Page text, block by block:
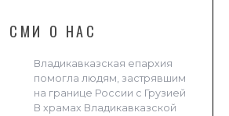
СМИ О НАС
Владикавказская епархия
помогла людям, застрявшим
на границе России с Грузией
В храмах Владикавказской